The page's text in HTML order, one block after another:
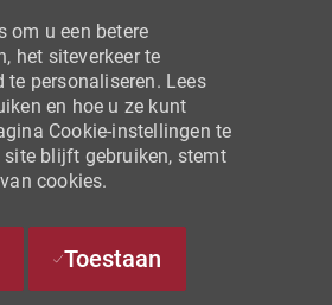
om u een betere
het siteverkeer te
te personaliseren. Lees
en hoe u ze kunt
Cookie-instellingen te
site blijft gebruiken, stemt
cookies.
Toestaan